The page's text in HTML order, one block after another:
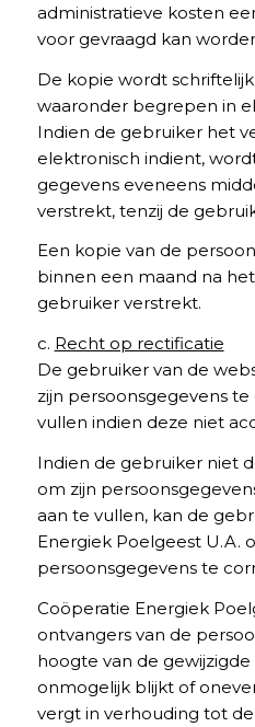
administratieve kosten
voor gevraagd kan
De kopie wordt
waaronder begrepen in
Indien de gebruiker het
elektronisch indient,
gegevens eveneens
verstrekt, tenzij de
Een kopie van de
binnen een maand na
gebruiker verstrekt.
c. Recht op rectificatie
De gebruiker van de
zijn persoonsgegevens
vullen indien deze niet
Indien de gebruiker niet
om zijn
aan te vullen, kan de
Energiek Poelgeest U.A.
persoonsgegevens te
Coöperatie Energiek
ontvangers van de
hoogte van de
onmogelijk blijkt of
vergt in verhouding tot